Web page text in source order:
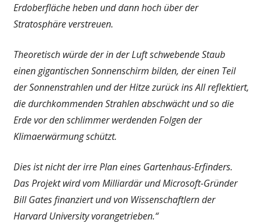
Erdoberfläche heben und dann hoch über der
Stratosphäre verstreuen.
Theoretisch würde der in der Luft schwebende Staub
einen gigantischen Sonnenschirm bilden, der einen Teil
der Sonnenstrahlen und der Hitze zurück ins All reflektiert,
die durchkommenden Strahlen abschwächt und so die
Erde vor den schlimmer werdenden Folgen der
Klimaerwärmung schützt.
Dies ist nicht der irre Plan eines Gartenhaus-Erfinders.
Das Projekt wird vom Milliardär und Microsoft-Gründer
Bill Gates finanziert und von Wissenschaftlern der
Harvard University vorangetrieben.“